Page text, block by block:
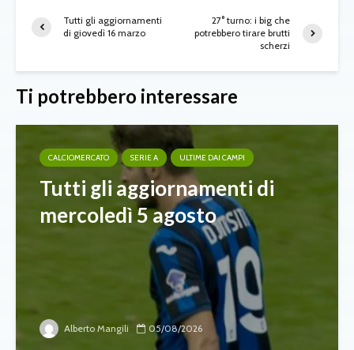
Tutti gli aggiornamenti
di giovedì 16 marzo
27° turno: i big che
potrebbero tirare brutti
scherzi
Ti potrebbero interessare
CALCIOMERCATO SERIE A ULTIME DAI CAMPI
Tutti gli aggiornamenti di
mercoledì 5 agosto
Alberto Mangili 05/08/2026